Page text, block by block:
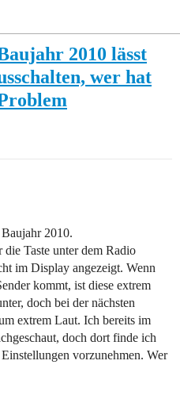
2010 lässt
wer hat
2010.
Taste unter dem Radio
im Display angezeigt. Wenn
kommt, ist diese extrem
doch bei der nächsten
extrem Laut. Ich bereits im
doch dort finde ich
vorzunehmen. Wer